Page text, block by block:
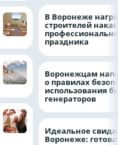
В Воронеже
строителей
праздника
Воронежцам
о правилах
использования
генераторов
Идеальное
Воронеже: